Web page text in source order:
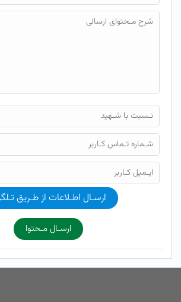
ارسـال اطـلاعات از طـریق
ارسـال مـحتوا